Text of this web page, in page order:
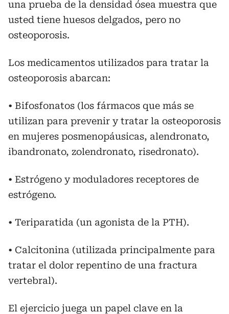
una prueba de la densidad ósea muestra que
usted tiene huesos delgados, pero no
osteoporosis.
Los medicamentos utilizados para tratar la
osteoporosis abarcan:
• Bifosfonatos (los fármacos que más se
utilizan para prevenir y tratar la osteoporosis
en mujeres posmenopáusicas, alendronato,
ibandronato, zolendronato, risedronato).
• Estrógeno y moduladores receptores de
estrógeno.
• Teriparatida (un agonista de la PTH).
• Calcitonina (utilizada principalmente para
tratar el dolor repentino de una fractura
vertebral).
El ejercicio juega un papel clave en la